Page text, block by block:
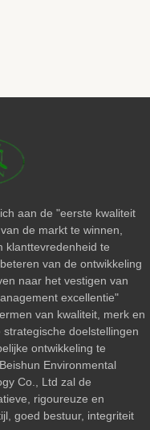
aan de "eerste kwaliteit
de markt te winnen,
klanttevredenheid te
van de ontwikkeling
naar het vestigen van
excellentie"
van kwaliteit, merk en
doelstellingen
ontwikkeling te
Environmental
Co., Ltd zal de
rigoureuze en
goed bestuur, integriteit